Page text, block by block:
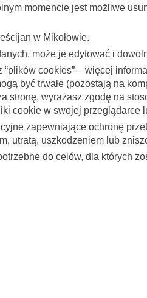
momencie jest możliwe
w Mikołowie.
może je edytować i
cookies” – więcej
być trwałe (pozostają na
stronę, wyrażasz zgodę na
cookie w swojej
zapewniające ochronę
utratą, uszkodzeniem lub
do celów, dla których